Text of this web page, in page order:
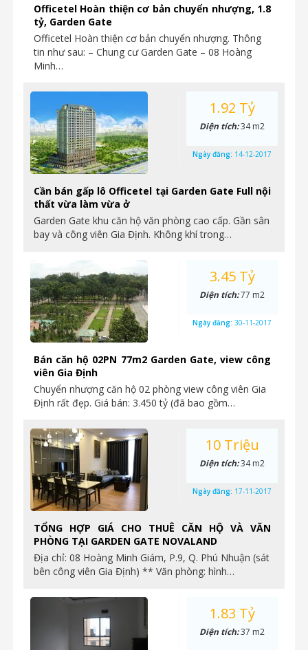
Officetel Hoàn thiện cơ bản chuyển nhượng, 1.8
tỷ, Garden Gate
Officetel Hoàn thiện cơ bản chuyển nhượng. Thông
tin như sau: – Chung cư Garden Gate – 08 Hoàng
Minh…
Cần bán gấp lô Officetel tại Garden Gate Full nội
thất vừa làm vừa ở
Garden Gate khu căn hộ văn phòng cao cấp. Gần sân
bay và công viên Gia Định. Không khí trong…
1.92 Tỷ
Diện tích:34 m2
Ngày đăng: 14-12-2017
Bán căn hộ 02PN 77m2 Garden Gate, view công
viên Gia Định
Chuyển nhượng căn hộ 02 phòng view công viên Gia
Định rất đẹp. Giá bán: 3.450 tỷ (đã bao gồm…
3.45 Tỷ
Diện tích:77 m2
Ngày đăng: 30-11-2017
TỔNG HỢP GIÁ CHO THUÊ CĂN HỘ VÀ VĂN
PHÒNG TẠI GARDEN GATE NOVALAND
Địa chỉ: 08 Hoàng Minh Giám, P.9, Q. Phú Nhuận (sát
bên công viên Gia Định) ** Văn phòng: hình…
10 Triệu
Diện tích:34 m2
Ngày đăng: 17-11-2017
1.83 Tỷ
Diện tích:37 m2